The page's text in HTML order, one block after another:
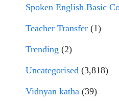
Spoken English Basic
Teacher Transfer (1)
Trending (2)
Uncategorised (3,818)
Vidnyan katha (39)